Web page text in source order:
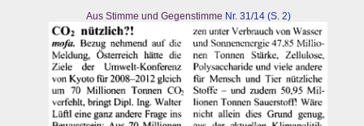
Aus Stimme und Gegenstimme Nr. 31/14 (S. 2)